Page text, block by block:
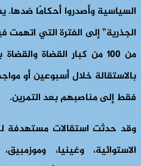
السياسية وأصدروا أحكامًا ضدها.
الجذرية” إلى الفترة التي اتهمت
من 100 من كبار القضاة
بالاستقالة خلال أسبوعين أو
فقط إلى مناصبهم بعد التمرين.
وقد حدثت استقالات مستهدفة
الاستوائية، وغينيا،